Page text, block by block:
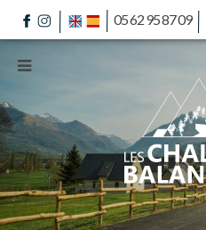
05 62 95 87 09